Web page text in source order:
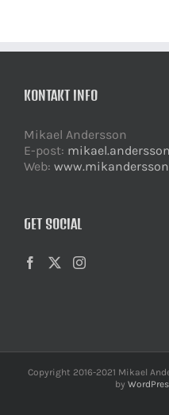
KONTAKT INFO
Mikael Andersson
E-post:
Web:
GET SOCIAL
Copyright 2016-2021 Mikael
by